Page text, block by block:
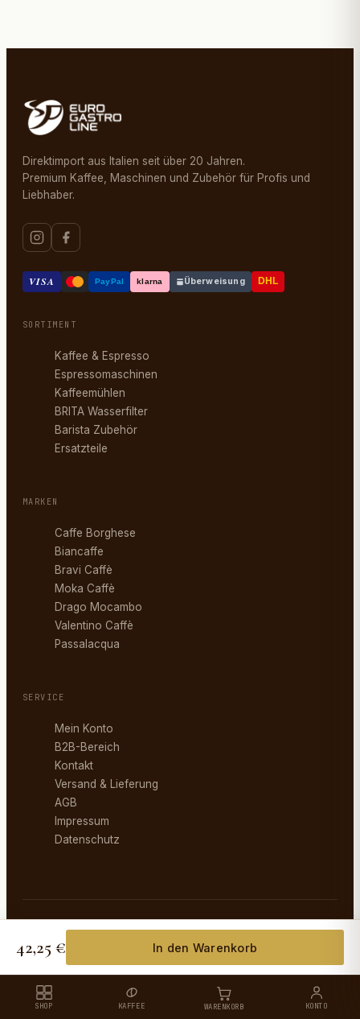
SHOP KAFFEE WARENKORB KONTO
42,25 € In den Warenkorb
Direktimport aus Italien seit über 20 Jahren.
Premium Kaffee, Maschinen und Zubehör für Profis und
Liebhaber.
VISA PayPal klarna Überweisung DHL
SORTIMENT
Kaffee & Espresso
Espressomaschinen
Kaffeemühlen
BRITA Wasserfilter
Barista Zubehör
Ersatzteile
MARKEN
Caffe Borghese
Biancaffe
Bravi Caffè
Moka Caffè
Drago Mocambo
Valentino Caffè
Passalacqua
SERVICE
Mein Konto
B2B-Bereich
Kontakt
Versand & Lieferung
AGB
Impressum
Datenschutz
©2026Eurogastroline. Alle Rechte vorbehalten.
Impressum Datenschutz Versand